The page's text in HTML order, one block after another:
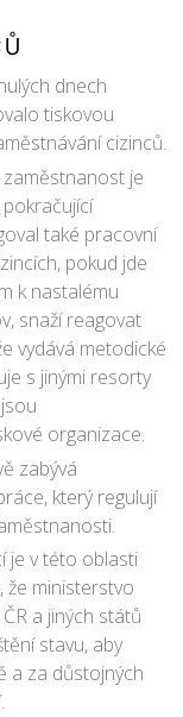
dnech
tiskovou
cizinců.
je
také pracovní
pokud jde
k nastalému
snaží reagovat
vydává metodické
s jinými resorty
organizace.
zabývá
který regulují
je v této oblasti
že ministerstvo
a jiných států
stavu, aby
a za důstojných